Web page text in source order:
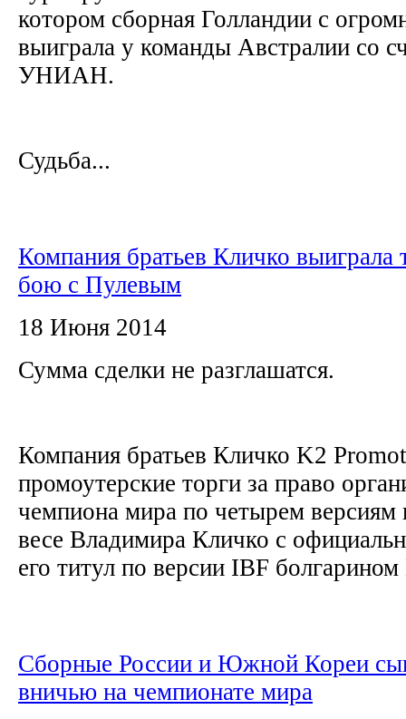
котором сборная Голландии с
выиграла у команды Австралии со
УНИАН.
Судьба...
Компания братьев Кличко выиграла
бою с Пулевым
18 Июня 2014
Сумма сделки не разглашатся.
Компания братьев Кличко K2
промоутерские торги за право
чемпиона мира по четырем версиям
весе Владимира Кличко с
его титул по версии IBF
Сборные России и Южной Кореи
вничью на чемпионате мира